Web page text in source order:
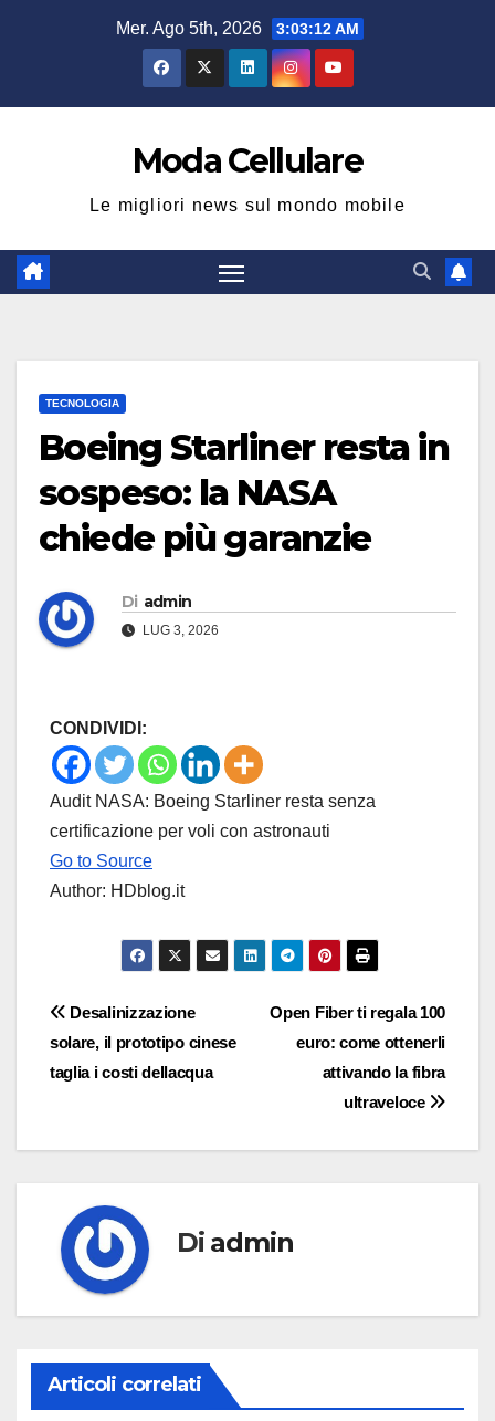
Mer. Ago 5th, 2026 3:03:13 AM
Moda Cellulare
Le migliori news sul mondo mobile
TECNOLOGIA
Boeing Starliner resta in
sospeso: la NASA
chiede più garanzie
Di admin
LUG 3, 2026
CONDIVIDI:
Audit NASA: Boeing Starliner resta senza
certificazione per voli con astronauti
Go to Source
Author: HDblog.it
Navigazione
articoli
Open Fiber ti regala 100
euro: come ottenerli
attivando la fibra
ultraveloce
Desalinizzazione
solare, il prototipo cinese
taglia i costi dellacqua
Di admin
Articoli correlati